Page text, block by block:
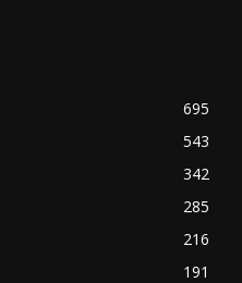
695
543
342
285
216
191